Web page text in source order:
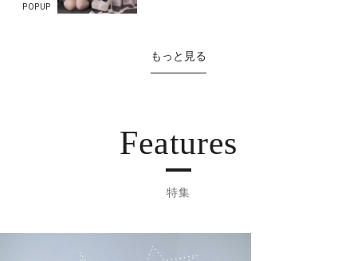
POPUP
もっと見る
Features
特集